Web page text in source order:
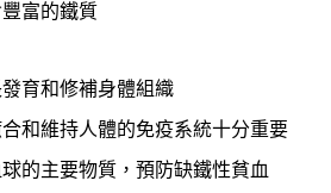
富的鐵質
育和修補身體組織
和維持人體的免疫系統十分重要
的主要物質，預防缺鐵性貧血